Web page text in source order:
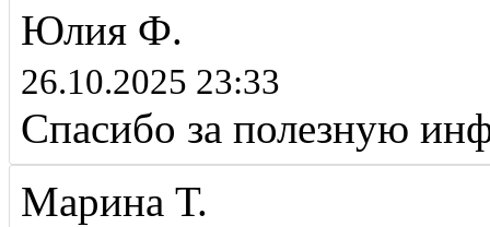
Юлия Ф.
26.10.2025 23:33
Спасибо за полезную
Марина Т.